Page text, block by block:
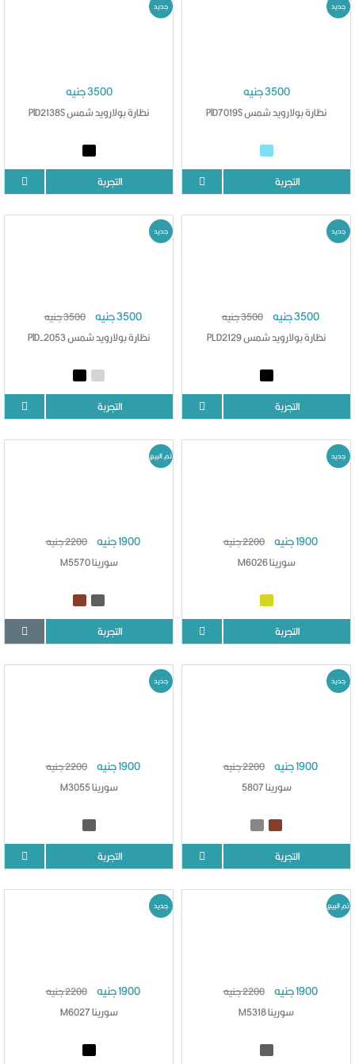
3500 جنيه
نظارة بولارويد شمس PlD7019S
التجربة
جديد
3500 جنيه
نظارة بولارويد شمس PlD2138S
التجربة
جديد
3500 جنيه
3500 جنيه
نظارة بولارويد شمس PLD2129
التجربة
جديد
3500 جنيه
3500 جنيه
نظارة بولارويد شمس PlD-2053
التجربة
جديد
1900 جنيه
2200 جنيه
سورينا M6026
التجربة
جديد
1900 جنيه
2200 جنيه
سورينا M5570
التجربة
تم البيع
1900 جنيه
2200 جنيه
سورينا 5807
التجربة
جديد
1900 جنيه
2200 جنيه
سورينا M3055
التجربة
جديد
1900 جنيه
2200 جنيه
سورينا M5318
تم البيع
1900 جنيه
2200 جنيه
سورينا M6027
جديد